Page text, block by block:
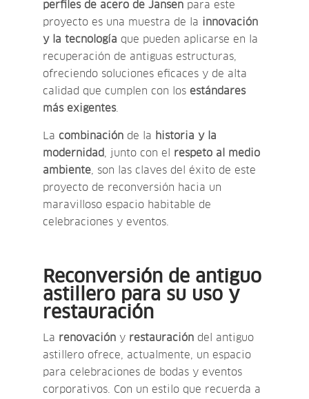
perfiles de acero de Jansen para este
proyecto es una muestra de la innovación
y la tecnología que pueden aplicarse en la
recuperación de antiguas estructuras,
ofreciendo soluciones eficaces y de alta
calidad que cumplen con los estándares
más exigentes.
La combinación de la historia y la
modernidad
, junto con el respeto al medio
ambiente , son las claves del éxito de este
proyecto de reconversión hacia un
maravilloso espacio habitable de
celebraciones y eventos.
Reconversión de antiguo
astillero para su uso y
restauración
La renovacióny restauración del antiguo
astillero ofrece, actualmente, un espacio
para celebraciones de bodas y eventos
corporativos. Con un estilo que recuerda a